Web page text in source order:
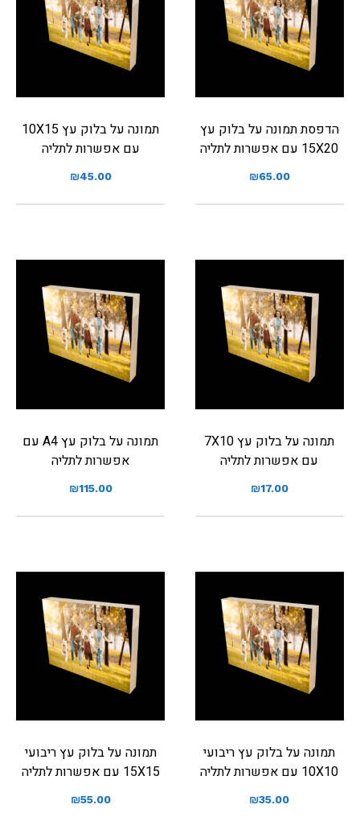
הדפסת תמונה על בלוק עץ
15X20 עם אפשרות לתליה
₪65.00
תמונה על בלוק עץ 10X15
עם אפשרות לתליה
₪45.00
תמונה על בלוק עץ 7X10
עם אפשרות לתליה
₪17.00
תמונה על בלוק עץ A4 עם
אפשרות לתליה
₪115.00
תמונה על בלוק עץ ריבועי
10X10 עם אפשרות לתליה
₪35.00
תמונה על בלוק עץ ריבועי
15X15 עם אפשרות לתליה
₪55.00